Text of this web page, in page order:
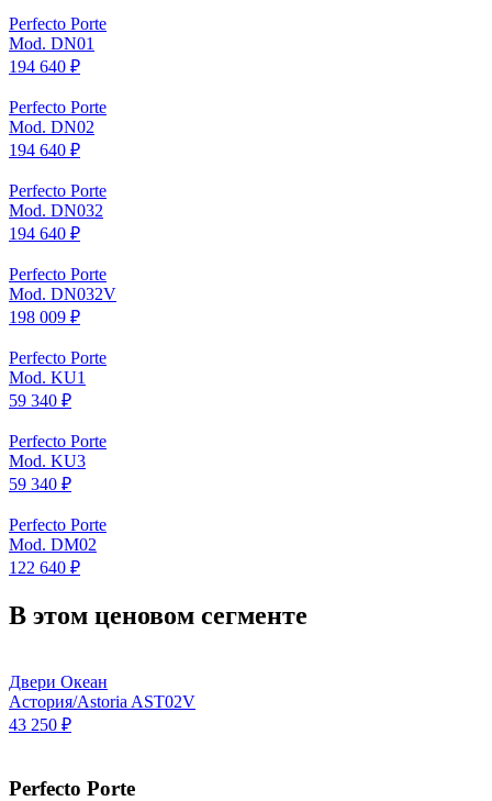
Perfecto Porte
Mod. DN01
194 640 ₽
Perfecto Porte
Mod. DN02
194 640 ₽
Perfecto Porte
Mod. DN032
194 640 ₽
Perfecto Porte
Mod. DN032V
198 009 ₽
Perfecto Porte
Mod. KU1
59 340 ₽
Perfecto Porte
Mod. KU3
59 340 ₽
Perfecto Porte
Mod. DM02
122 640 ₽
В этом ценовом сегменте
Двери Океан
Астория/Astoria AST02V
43 250 ₽
Perfecto Porte